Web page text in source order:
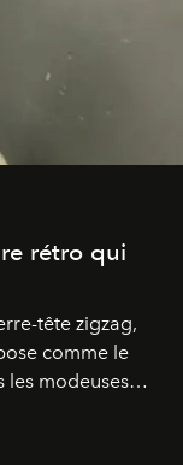
rétro qui
tête zigzag,
comme le
les modeuses